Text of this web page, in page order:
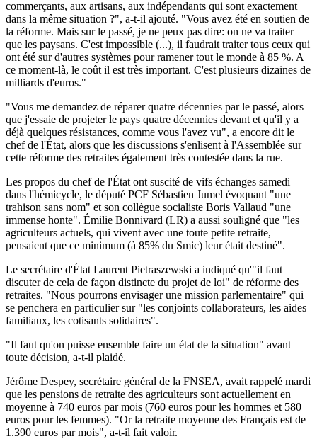
commerçants, aux artisans, aux indépendants qui sont exactement
dans la même situation ?", a-t-il ajouté. "Vous avez été en soutien de
la réforme. Mais sur le passé, je ne peux pas dire: on ne va traiter
que les paysans. C'est impossible (...), il faudrait traiter tous ceux qui
ont été sur d'autres systèmes pour ramener tout le monde à 85 %. A
ce moment-là, le coût il est très important. C'est plusieurs dizaines de
milliards d'euros."
"Vous me demandez de réparer quatre décennies par le passé, alors
que j'essaie de projeter le pays quatre décennies devant et qu'il y a
déjà quelques résistances, comme vous l'avez vu", a encore dit le
chef de l'État, alors que les discussions s'enlisent à l'Assemblée sur
cette réforme des retraites également très contestée dans la rue.
Les propos du chef de l'État ont suscité de vifs échanges samedi
dans l'hémicycle, le député PCF Sébastien Jumel évoquant "une
trahison sans nom" et son collègue socialiste Boris Vallaud "une
immense honte". Émilie Bonnivard (LR) a aussi souligné que "les
agriculteurs actuels, qui vivent avec une toute petite retraite,
pensaient que ce minimum (à 85% du Smic) leur était destiné".
Le secrétaire d'État Laurent Pietraszewski a indiqué qu'"il faut
discuter de cela de façon distincte du projet de loi" de réforme des
retraites. "Nous pourrons envisager une mission parlementaire" qui
se penchera en particulier sur "les conjoints collaborateurs, les aides
familiaux, les cotisants solidaires".
"Il faut qu'on puisse ensemble faire un état de la situation" avant
toute décision, a-t-il plaidé.
Jérôme Despey, secrétaire général de la FNSEA, avait rappelé mardi
que les pensions de retraite des agriculteurs sont actuellement en
moyenne à 740 euros par mois (760 euros pour les hommes et 580
euros pour les femmes). "Or la retraite moyenne des Français est de
1.390 euros par mois", a-t-il fait valoir.